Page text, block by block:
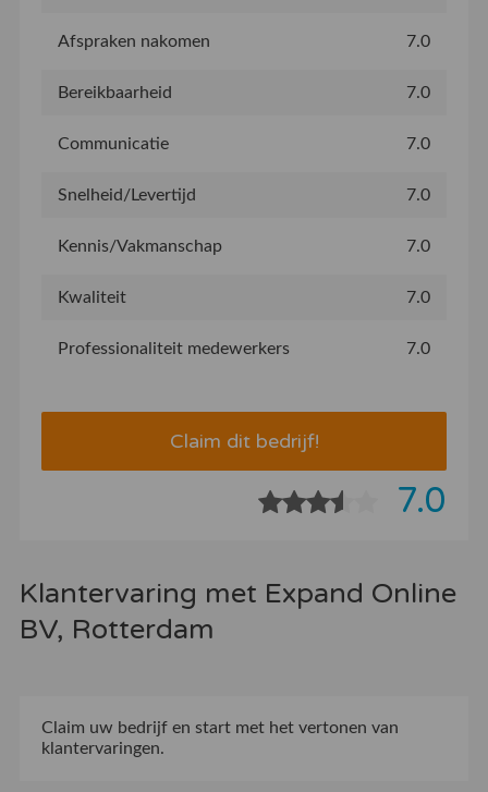
Afspraken nakomen 7.0
Bereikbaarheid 7.0
Communicatie 7.0
Snelheid/Levertijd 7.0
Kennis/Vakmanschap 7.0
Kwaliteit 7.0
Professionaliteit medewerkers 7.0
Claim dit bedrijf!
7.0
Klantervaring met Expand Online
BV, Rotterdam
Claim uw bedrijfen start met het vertonen van
klantervaringen.